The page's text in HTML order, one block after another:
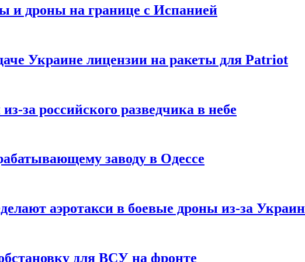
и дроны на границе с Испанией
Украине лицензии на ракеты для Patriot
за российского разведчика в небе
заводу в Одессе
аэротакси в боевые дроны из-за
для ВСУ на фронте